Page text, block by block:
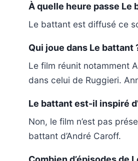
À quelle heure passe Le
Le battant est diffusé ce
Qui joue dans Le battant
Le film réunit notamment
dans celui de Ruggieri.
Le battant est-il inspiré
Non, le film n’est pas
battant d’André Caroff.